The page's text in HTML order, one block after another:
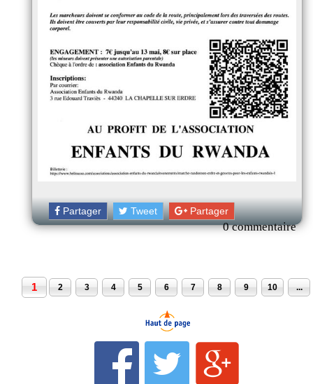
Partager Tweet Partager
0 commentaire
1 2 3 4 5 6 7 8 9 10 ...